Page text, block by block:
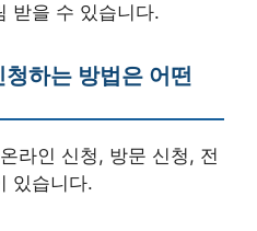
받을 수 있습니다.
하는 방법은 어떤
라인 신청, 방문 신청, 전
있습니다.